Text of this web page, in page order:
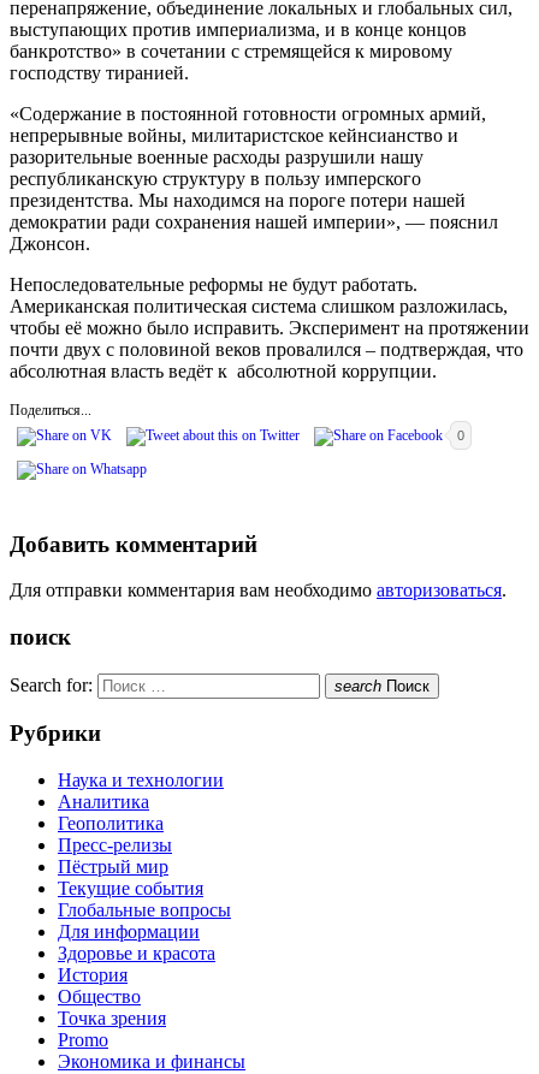
перенапряжение, объединение локальных и глобальных сил,
выступающих против империализма, и в конце концов
банкротство» в сочетании с стремящейся к мировому
господству тиранией.
«Содержание в постоянной готовности огромных армий,
непрерывные войны, милитаристское кейнсианство и
разорительные военные расходы разрушили нашу
республиканскую структуру в пользу имперского
президентства. Мы находимся на пороге потери нашей
демократии ради сохранения нашей империи», — пояснил
Джонсон.
Непоследовательные реформы не будут работать.
Американская политическая система слишком разложилась,
чтобы её можно было исправить. Эксперимент на протяжении
почти двух с половиной веков провалился – подтверждая, что
абсолютная власть ведёт к абсолютной коррупции.
Поделиться...
0
Добавить комментарий
Для отправки комментария вам необходимо авторизоваться.
поиск
Search for: search Поиск
Рубрики
Наука и технологии
Аналитика
Геополитика
Пресс-релизы
Пёстрый мир
Текущие события
Глобальные вопросы
Для информации
Здоровье и красота
История
Общество
Точка зрения
Promo
Экономика и финансы